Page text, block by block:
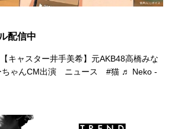
配信中
キャスター井手美希】元AKB48高橋みな
ちゃんCM出演 ニュース #猫 ♬ Neko -